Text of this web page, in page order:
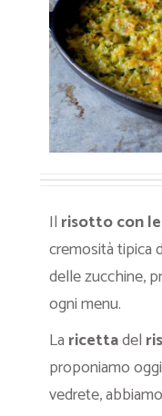
Il risotto con
cremosità tipica
delle zucchine,
ogni menu.
La ricettadel
proponiamo
vedrete,